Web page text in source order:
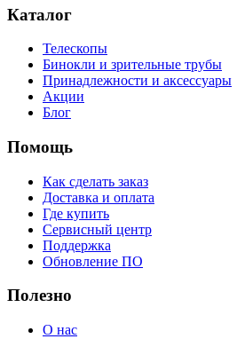
Каталог
Телескопы
Бинокли и зрительные трубы
Принадлежности и аксессуары
Акции
Блог
Помощь
Как сделать заказ
Доставка и оплата
Где купить
Сервисный центр
Поддержка
Обновление ПО
Полезно
О нас